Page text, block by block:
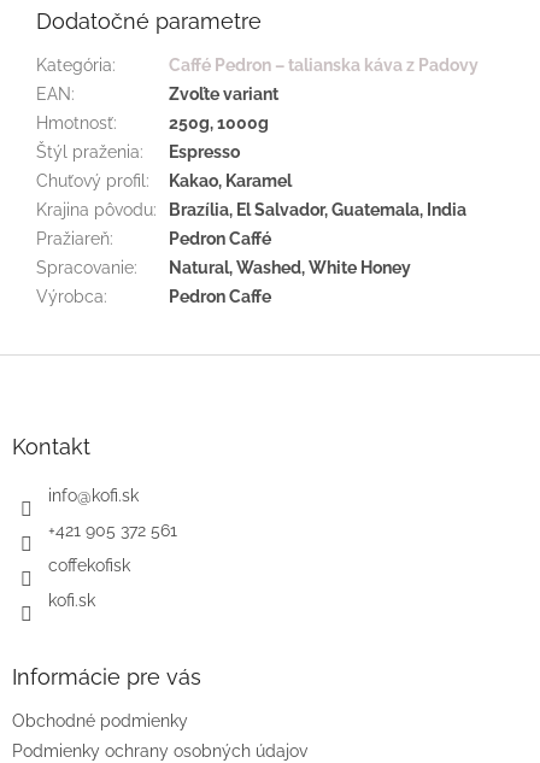
Dodatočné parametre
Kategória:
Caffé Pedron – talianska káva z Padovy
EAN:
Zvoľte variant
Hmotnosť:
250g, 1000g
Štýl praženia:
Espresso
Chuťový profil:
Kakao, Karamel
Krajina pôvodu:
Brazília, El Salvador, Guatemala, India
Pražiareň:
Pedron Caffé
Spracovanie:
Natural, Washed, White Honey
Výrobca: Pedron Caffe
Kontakt
info@kofi.sk
+421 905 372 561
coffekofisk
kofi.sk
Informácie pre vás
Obchodné podmienky
Podmienky ochrany osobných údajov